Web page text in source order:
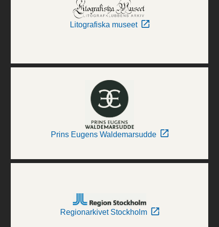
Litografiska museet
Prins Eugens Waldemarsudde
Regionarkivet Stockholm